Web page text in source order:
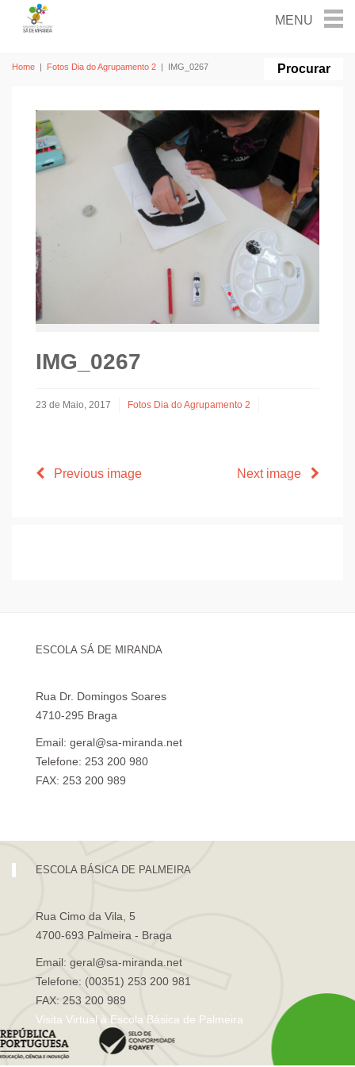
Home | Fotos Dia do Agrupamento 2 | IMG_0267
IMG_0267
23 de Maio, 2017 Fotos Dia do Agrupamento 2
Previous image Next image
ESCOLA SÁ DE MIRANDA
Rua Dr. Domingos Soares
4710-295 Braga
Email: geral@sa-miranda.net
Telefone: 253 200 980
FAX: 253 200 989
ESCOLA BÁSICA DE PALMEIRA
Rua Cimo da Vila, 5
4700-693 Palmeira - Braga
Email: geral@sa-miranda.net
Telefone: (00351) 253 200 981
FAX: 253 200 989
Visita Virtual à Escola Básica de Palmeira